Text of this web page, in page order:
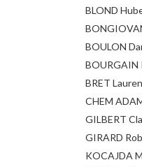
BLOND
BOULON
BOURGAIN
BRET
CHEM
GILBERT
GIRARD
KOCAJDA